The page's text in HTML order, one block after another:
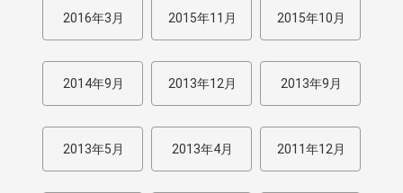
2016年3月 2015年11月 2015年10月
2014年9月 2013年12月 2013年9月
2013年5月 2013年4月 2011年12月